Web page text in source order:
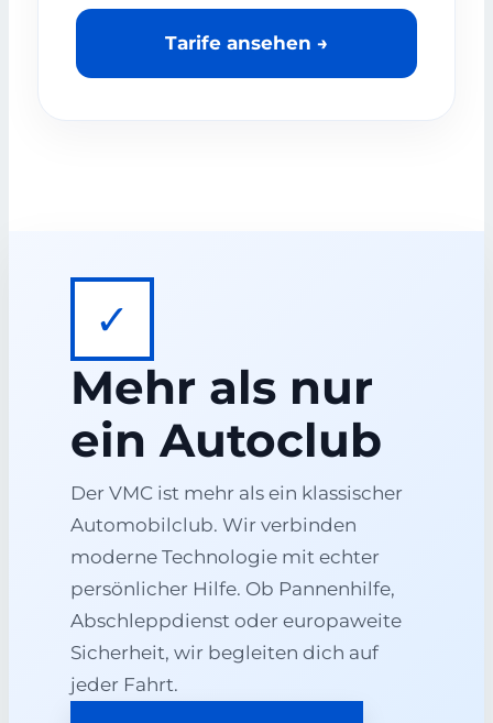
Tarife ansehen →
✓
Mehr als nur
ein Autoclub
Der VMC ist mehr als ein klassischer
Automobilclub. Wir verbinden
moderne Technologie mit echter
persönlicher Hilfe. Ob Pannenhilfe,
Abschleppdienst oder europaweite
Sicherheit, wir begleiten dich auf
jeder Fahrt.